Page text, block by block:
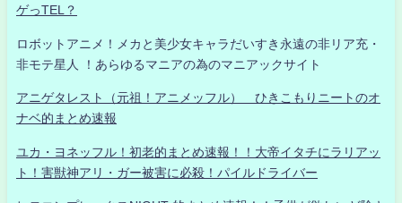
ゲっTEL？
ロボットアニメ！メカと美少女キャラだいすき永遠の非リア充・
非モテ星人 ！あらゆるマニアの為のマニアックサイト
アニゲタレスト（元祖！アニメッフル） ひきこもりニートのオ
ナベ的まとめ速報
ユカ・ヨネッフル！初老的まとめ速報！！大帝イタチにラリアッ
ト！害獣神アリ・ガー被害に必殺！パイルドライバー